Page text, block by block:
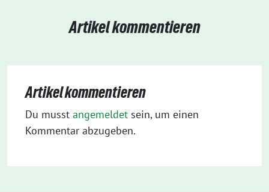
Artikel kommentieren
Artikel kommentieren
Du musst angemeldet sein, um einen
Kommentar abzugeben.